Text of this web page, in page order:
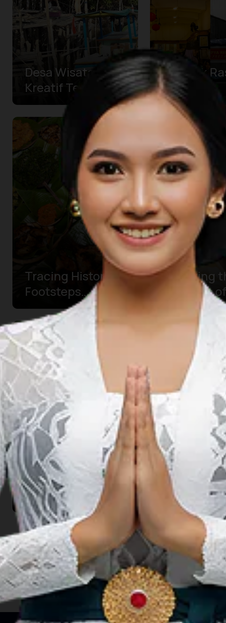
Desa Wisata
Kreatif Terong:
Discovering the
Flavors and
Traditions of
Belitung
Dje Djak
Discover
Indonesia's
Flavors
Walking
Tracing Historical
Footsteps
Through the
Spice Route
Cultural Heritage
Trip
Exploring
Wonders of
Culture
Culinary
in Muaro
Boja: The Magic
Table to
Experience
Indonesian
Gastronomy
Rasa:
the
Balinese
« ‹ 1 2 ›